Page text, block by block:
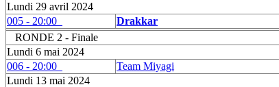
Lundi 29 avril 2024
005 - 20:00
Drakkar
RONDE 2 - Finale
Lundi 6 mai 2024
006 - 20:00
Team Miyagi
Lundi 13 mai 2024